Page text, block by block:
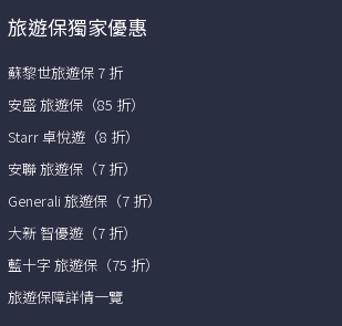
旅遊保獨家優惠
蘇黎世旅遊保 7 折
安盛 旅遊保（85 折）
Starr 卓悅遊（8 折）
安聯 旅遊保（7 折）
Generali 旅遊保（7 折）
大新 智優遊（7 折）
藍十字 旅遊保（75 折）
旅遊保障詳情一覽